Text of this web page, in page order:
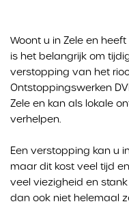
Woont u in Zele en
is het belangrijk om
verstopping van het
Ontstoppingswerken
Zele en kan als lokale
verhelpen.
Een verstopping kan u
maar dit kost veel tijd
veel viezigheid en
dan ook niet helemaal